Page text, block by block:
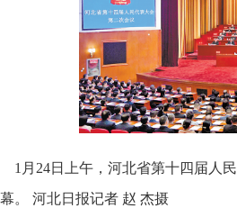
1月24日上午，河北省第十四届人
。 河北日报记者 赵 杰摄